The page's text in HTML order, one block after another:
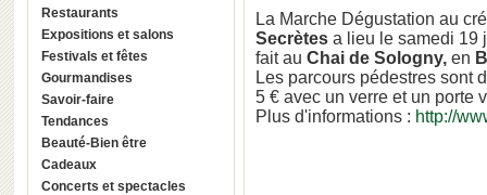
Restaurants
Expositions et salons
Festivals et fêtes
Gourmandises
Savoir-faire
Tendances
Beauté-Bien être
Cadeaux
Concerts et spectacles
La Marche Dégustation au
Secrètes a lieu le samedi 19
fait au Chai de Sologny, en
Les parcours pédestres sont
5 € avec un verre et un porte
Plus d'informations : http://